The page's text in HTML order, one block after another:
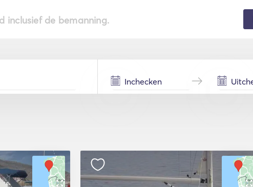
inclusief de bemanning.